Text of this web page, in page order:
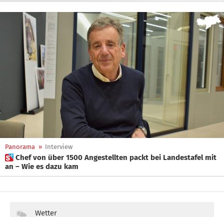
Panorama » Interview
 Chef von über 1500 Angestellten packt bei Landestafel mit
an – Wie es dazu kam
Wetter